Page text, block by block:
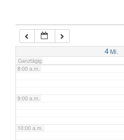
4 Mi.
Ganztägig
7:00 a.m.
8:00 a.m.
9:00 a.m.
10:00 a.m.